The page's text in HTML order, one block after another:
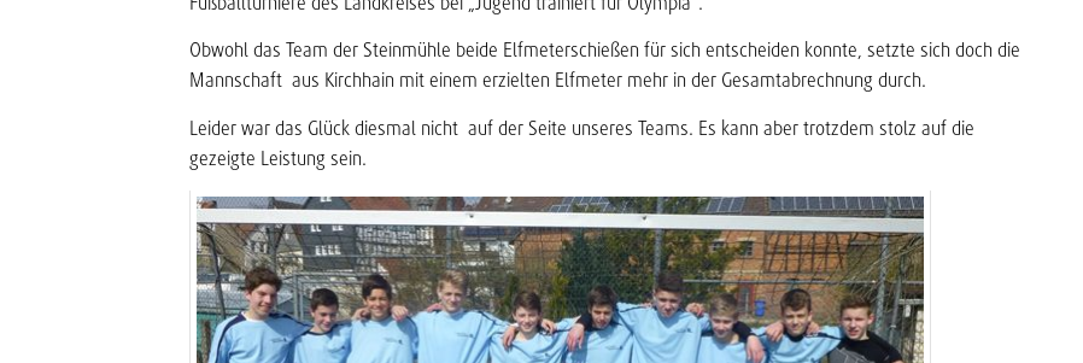
Obwohl das Team der Steinmühle beide Elfmeterschießen für sich entscheiden konnte, setzte sich doch die
Mannschaft aus Kirchhain mit einem erzielten Elfmeter mehr in der Gesamtabrechnung durch.
Leider war das Glück diesmal nicht auf der Seite unseres Teams. Es kann aber trotzdem stolz auf die
gezeigte Leistung sein.